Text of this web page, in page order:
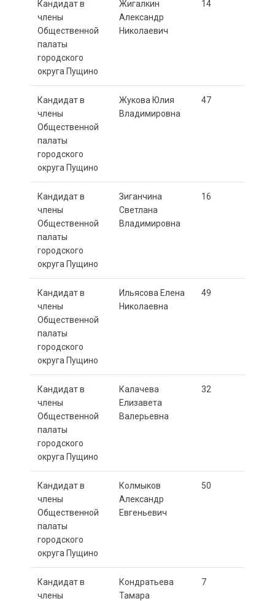
Кандидат в
члены
Общественной
палаты
городского
округа Пущино
Жигалкин
Александр
Николаевич
14
Кандидат в
члены
Общественной
палаты
городского
округа Пущино
Жукова Юлия
Владимировна
47
Кандидат в
члены
Общественной
палаты
городского
округа Пущино
Зиганчина
Светлана
Владимировна
16
Кандидат в
члены
Общественной
палаты
городского
округа Пущино
Ильясова Елена
Николаевна
49
Кандидат в
члены
Общественной
палаты
городского
округа Пущино
Калачева
Елизавета
Валерьевна
32
Кандидат в
члены
Общественной
палаты
городского
округа Пущино
Колмыков
Александр
Евгеньевич
50
Кандидат в
члены
Кондратьева
Тамара
7